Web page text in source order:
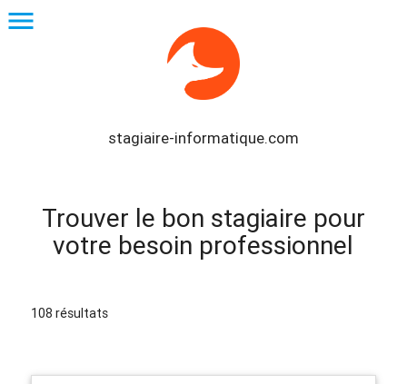
menu
stagiaire-informatique.com
Trouver le bon stagiaire pour
votre besoin professionnel
108 résultats